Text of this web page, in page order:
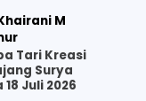
M
Tari Kreasi
Surya
Juli 2026